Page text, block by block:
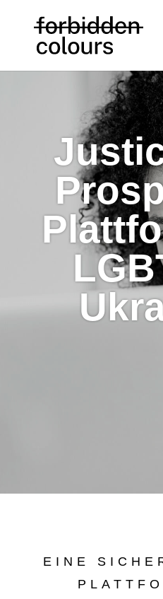
EINE